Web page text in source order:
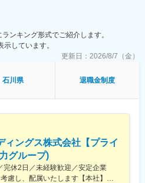
す。
ため、ジョブマッチング面談内にて詳
い水力比率を強みとし多種多様な電源
ーミックスで低廉な電力提供を可能と
をえがき、「総合エネルギー事業」拡
ンキング形式でご紹介します。
しています。
更新日： 2026/8/7（金）
石川県 退職金制度
ィングス株式会社【プライ
グループ)
休2日／未経験歓迎／安定企業
★各事業所に希望や適性を考慮し、配属いたします【本社】東京都千代田区内幸町1丁目1番3号※屋内原則禁煙（喫煙専用室設置あり）